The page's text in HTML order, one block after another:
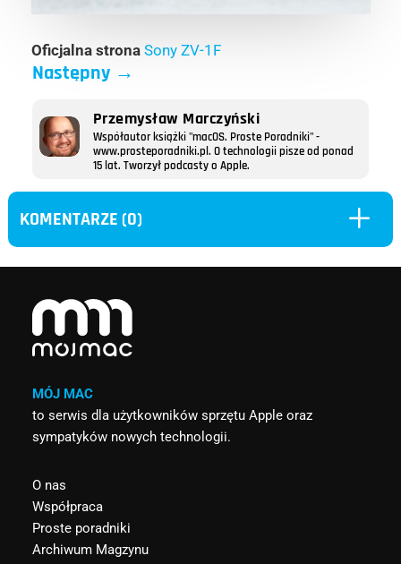
Oficjalna strona Sony ZV-1F
Następny→
Przemysław Marczyński
Współautor książki "macOS. Proste Poradniki" -
www.prosteporadniki.pl. O technologii pisze od ponad
15 lat. Tworzył podcasty o Apple.
KOMENTARZE (0) L
MÓJ MAC
to serwis dla użytkowników sprzętu Apple oraz
sympatyków nowych technologii.
O nas
Współpraca
Proste poradniki
Archiwum Magzynu